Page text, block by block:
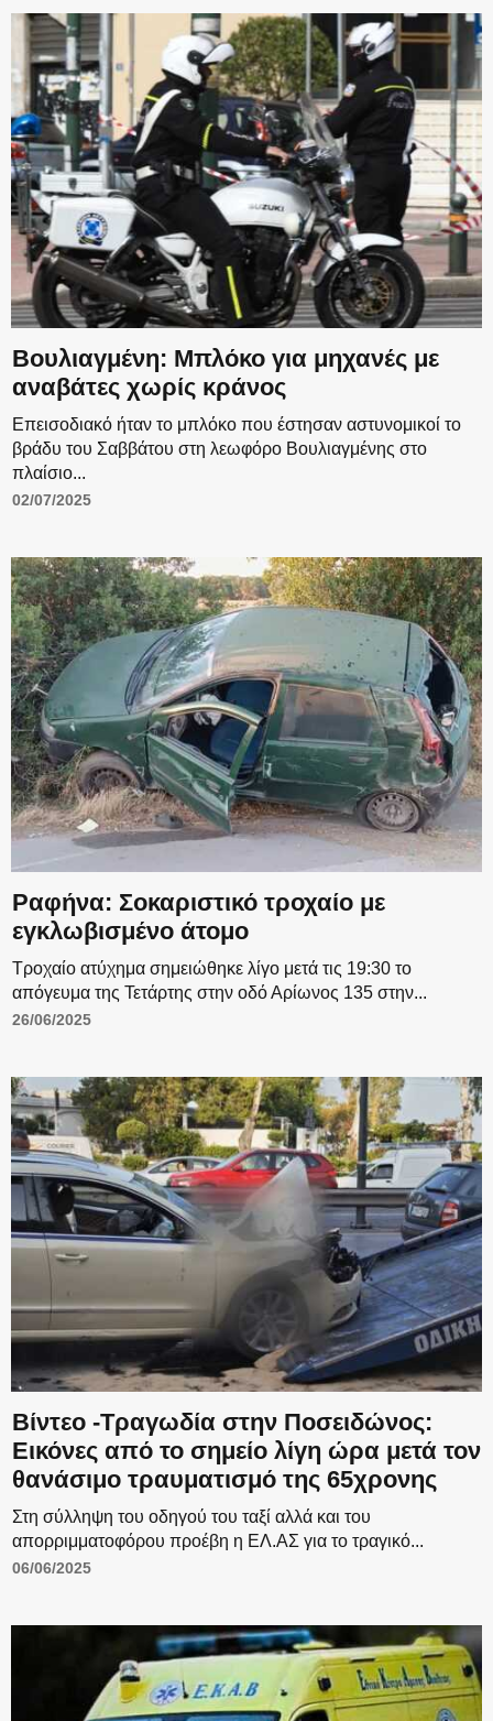
Βουλιαγμένη: Μπλόκο για μηχανές με
αναβάτες χωρίς κράνος
Επεισοδιακό ήταν το μπλόκο που έστησαν αστυνομικοί το
βράδυ του Σαββάτου στη λεωφόρο Βουλιαγμένης στο
πλαίσιο...
02/07/2025
Ραφήνα: Σοκαριστικό τροχαίο με
εγκλωβισμένο άτομο
Τροχαίο ατύχημα σημειώθηκε λίγο μετά τις 19:30 το
απόγευμα της Τετάρτης στην οδό Αρίωνος 135 στην...
26/06/2025
Βίντεο -Τραγωδία στην Ποσειδώνος:
Εικόνες από το σημείο λίγη ώρα μετά τον
θανάσιμο τραυματισμό της 65χρονης
Στη σύλληψη του οδηγού του ταξί αλλά και του
απορριμματοφόρου προέβη η ΕΛ.ΑΣ για το τραγικό...
06/06/2025